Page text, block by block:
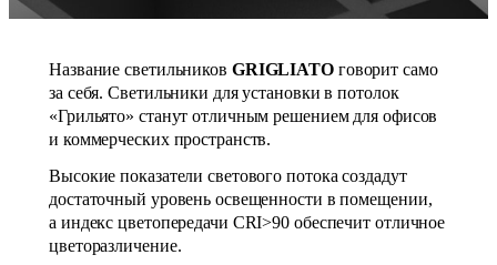
Название светильников GRIGLIATOговорит само
за себя. Светильники для установки в потолок
«Грильято» станут отличным решением для офисов
и коммерческих пространств.
Высокие показатели светового потока создадут
достаточный уровень освещенности в помещении,
а индекс цветопередачи CRI>90 обеспечит отличное
цветоразличение.